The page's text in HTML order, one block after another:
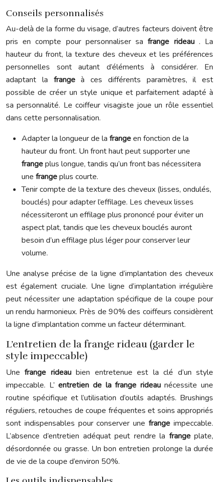
Conseils personnalisés
Au-delà de la forme du visage, d’autres facteurs doivent être
pris en compte pour personnaliser safrange rideau . La
hauteur du front, la texture des cheveux et les préférences
personnelles sont autant d’éléments à considérer. En
adaptant la frangeà ces différents paramètres, il est
possible de créer un style unique et parfaitement adapté à
sa personnalité. Le coiffeur visagiste joue un rôle essentiel
dans cette personnalisation.
Adapter la longueur de la frangeen fonction de la
hauteur du front. Un front haut peut supporter une
frangeplus longue, tandis qu’un front bas nécessitera
une frangeplus courte.
Tenir compte de la texture des cheveux (lisses, ondulés,
bouclés) pour adapter l’effilage. Les cheveux lisses
nécessiteront un effilage plus prononcé pour éviter un
aspect plat, tandis que les cheveux bouclés auront
besoin d’un effilage plus léger pour conserver leur
volume.
Une analyse précise de la ligne d’implantation des cheveux
est également cruciale. Une ligne d’implantation irrégulière
peut nécessiter une adaptation spécifique de la coupe pour
un rendu harmonieux. Près de 90% des coiffeurs considèrent
la ligne d’implantation comme un facteur déterminant.
L’entretien de la frange rideau (garder le
style impeccable)
Unefrange rideaubien entretenue est la clé d’un style
impeccable. L’entretien de la frange rideaunécessite une
routine spécifique et l’utilisation d’outils adaptés. Brushings
réguliers, retouches de coupe fréquentes et soins appropriés
sont indispensables pour conserver unefrangeimpeccable.
L’absence d’entretien adéquat peut rendre la frangeplate,
désordonnée ou grasse. Un bon entretien prolonge la durée
de vie de la coupe d’environ 50%.